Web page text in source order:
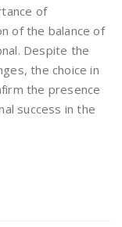
of
of the balance of
Despite the
the choice in
the presence
success in the